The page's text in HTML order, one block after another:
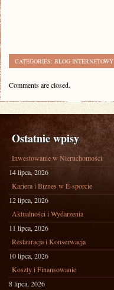
CATEGORIES: BLOG INTERNETOWY
Comments are closed.
Ostatnie wpisy
Inwestowanie w Nieruchomości
14 lipca, 2026
Kariera i Biznes w E-sporcie
12 lipca, 2026
Aktualności i Wydarzenia
11 lipca, 2026
Restauracja i Konserwacja
10 lipca, 2026
Koszty i Finansowanie
8 lipca, 2026